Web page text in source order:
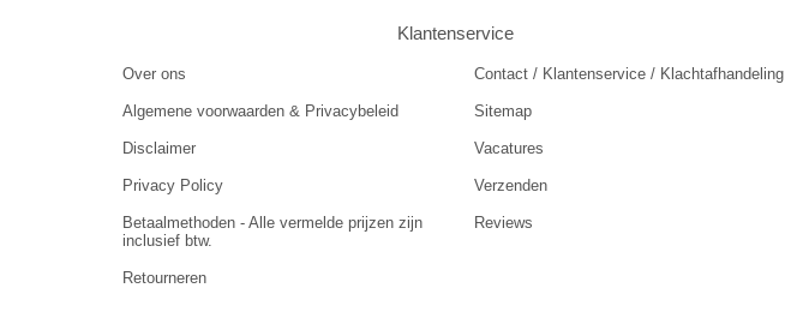
Klantenservice
Over ons
Algemene voorwaarden & Privacybeleid
Disclaimer
Privacy Policy
Betaalmethoden - Alle vermelde prijzen zijn
inclusief btw.
Retourneren
Contact / Klantenservice / Klachtafhandeling
Sitemap
Vacatures
Verzenden
Reviews